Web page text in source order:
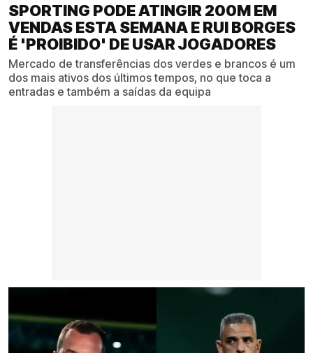
SPORTING PODE ATINGIR 200M EM
VENDAS ESTA SEMANA E RUI BORGES
É 'PROIBIDO' DE USAR JOGADORES
Mercado de transferências dos verdes e brancos é um
dos mais ativos dos últimos tempos, no que toca a
entradas e também a saídas da equipa